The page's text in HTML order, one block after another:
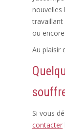
nouvelles
travaillant
ou
Au plaisir
Si vous
contacter